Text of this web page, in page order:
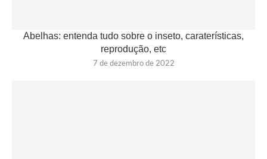
Abelhas: entenda tudo sobre o inseto, caraterísticas,
reprodução, etc
7 de dezembro de 2022